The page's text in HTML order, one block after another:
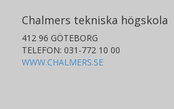
Chalmers tekniska högskola
412 96 GÖTEBORG
TELEFON: 031-772 10 00
WWW.CHALMERS.SE